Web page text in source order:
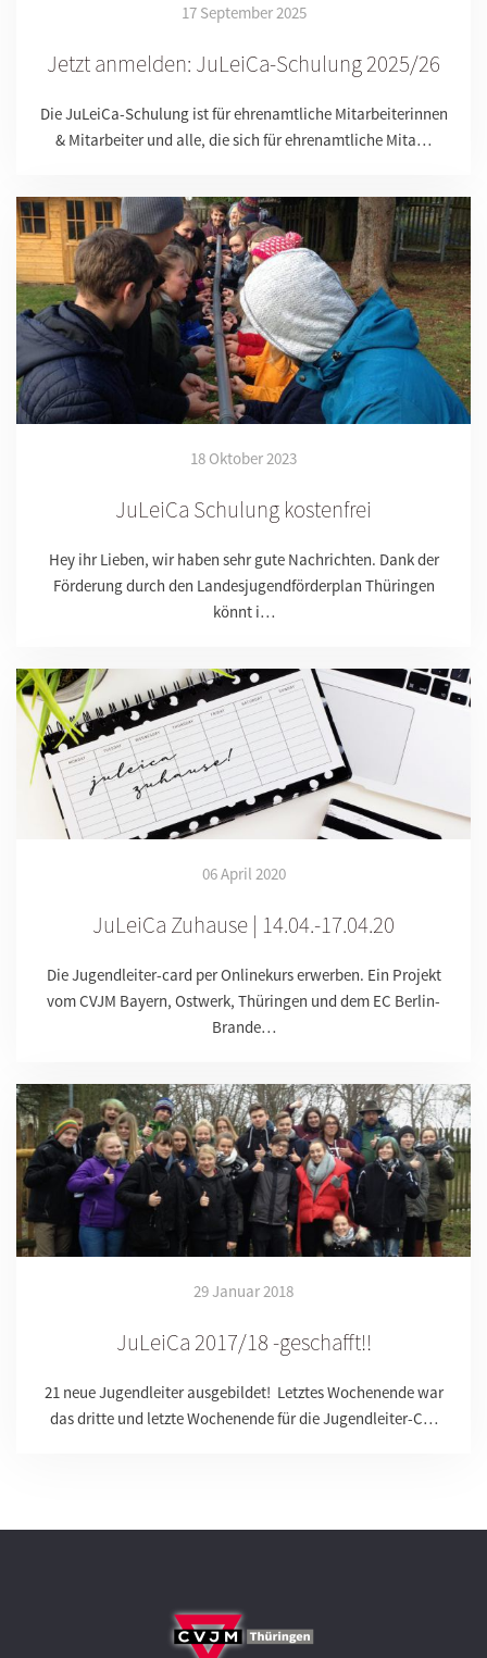
17 September 2025
Jetzt anmelden: JuLeiCa-Schulung 2025/26
Die JuLeiCa-Schulung ist für ehrenamtliche Mitarbeiterinnen
& Mitarbeiter und alle, die sich für ehrenamtliche Mita…
18 Oktober 2023
JuLeiCa Schulung kostenfrei
Hey ihr Lieben, wir haben sehr gute Nachrichten. Dank der
Förderung durch den Landesjugendförderplan Thüringen
könnt i…
06 April 2020
JuLeiCa Zuhause | 14.04.-17.04.20
Die Jugendleiter-card per Onlinekurs erwerben. Ein Projekt
vom CVJM Bayern, Ostwerk, Thüringen und dem EC Berlin-
Brande…
29 Januar 2018
JuLeiCa 2017/18 -geschafft!!
21 neue Jugendleiter ausgebildet! Letztes Wochenende war
das dritte und letzte Wochenende für die Jugendleiter-C…